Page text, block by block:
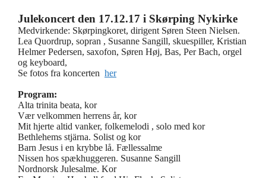
Julekoncert den 17.12.17 i Skørping Nykirke
Medvirkende: Skørpingkoret, dirigent Søren Steen Nielsen.
Lea Quordrup, sopran , Susanne Sangill, skuespiller, Kristian
Helmer Pedersen, saxofon, Søren Høj, Bas, Per Bach, orgel
og keyboard,
Se fotos fra koncerten her
Program:
Alta trinita beata, kor
Vær velkommen herrens år, kor
Mit hjerte altid vanker, folkemelodi , solo med kor
Bethlehems stjärna. Solist og kor
Barn Jesus i en krybbe lå. Fællessalme
Nissen hos spækhuggeren. Susanne Sangill
Nordnorsk Julesalme. Kor